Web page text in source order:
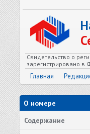
Свидетельство о
зарегистрировано в
Главная
О номере
Содержание